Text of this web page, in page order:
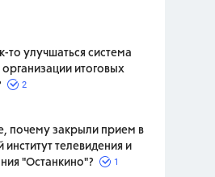
то улучшаться система
итоговых
2
почему закрыли прием в
институт телевидения и
"Останкино"?
1